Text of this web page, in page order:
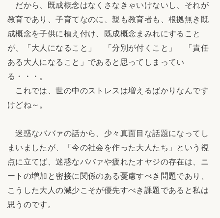
だから、既成概念はなくさなきゃいけないし、それが
教育であり、子育てなのに、親も教育者も、根拠無き既
成概念を子供に植え付け、既成概念まみれにすること
が、「大人になること」 「分別が付くこと」 「責任
ある大人になること」であると思ってしまってい
る・・・。
これでは、世の中のストレスは増えるばかりなんです
けどね～。
迷惑なババァの話から、少々真面目な話題になってし
まいましたが、「今の社会を作った大人たち」という視
点に立てば、迷惑なババァや疲れたオヤジの存在は、ニ
ートの増加と密接に関係のある憂慮すべき問題であり、
こうした大人の減少こそが優先すべき課題であると私は
思うのです。